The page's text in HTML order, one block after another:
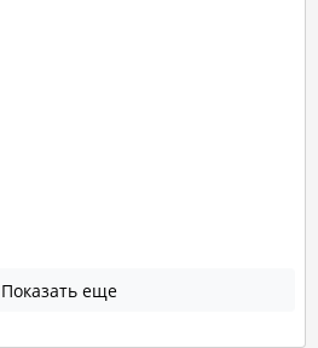
Показать еще